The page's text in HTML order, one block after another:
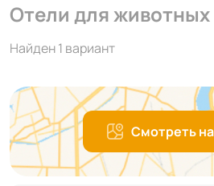
Отели для животных
Найден 1 вариант
Смотреть